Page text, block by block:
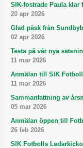
SIK-fostrade Paula klar
20 apr 2026
Glad påsk från
02 apr 2026
Testa på vår nya
11 mar 2026
Anmälan till SIK
11 mar 2026
Sammanfattning av
05 mar 2026
Anmälan öppen till
26 feb 2026
SIK Fotbolls